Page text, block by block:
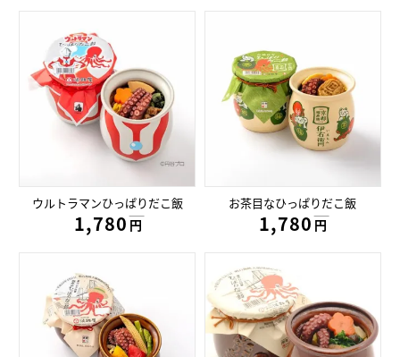
ウルトラマンひっぱりだこ飯
1,780円
円
お茶目なひっぱりだこ飯
1,780円
円